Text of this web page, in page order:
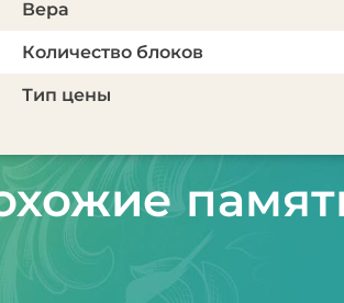
Вера
Количество блоков
Тип цены